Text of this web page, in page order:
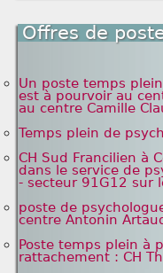
Offres de
Un poste temps
est à pourvoir au
au centre Camille
Temps plein de
CH Sud Francilien à
dans le service de
- secteur 91G12 sur
poste de
centre Antonin
Poste temps plein à
rattachement : CH